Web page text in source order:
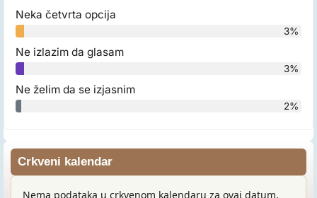
Neka četvrta opcija
3%
Ne izlazim da glasam
3%
Ne želim da se izjasnim
2%
Crkveni kalendar
Nema podataka u crkvenom kalendaru za ovaj datum.